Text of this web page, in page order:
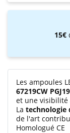
15€
Les ampoules
67219CW
et une visibilité
La technologie
de l'art
Homologué CE